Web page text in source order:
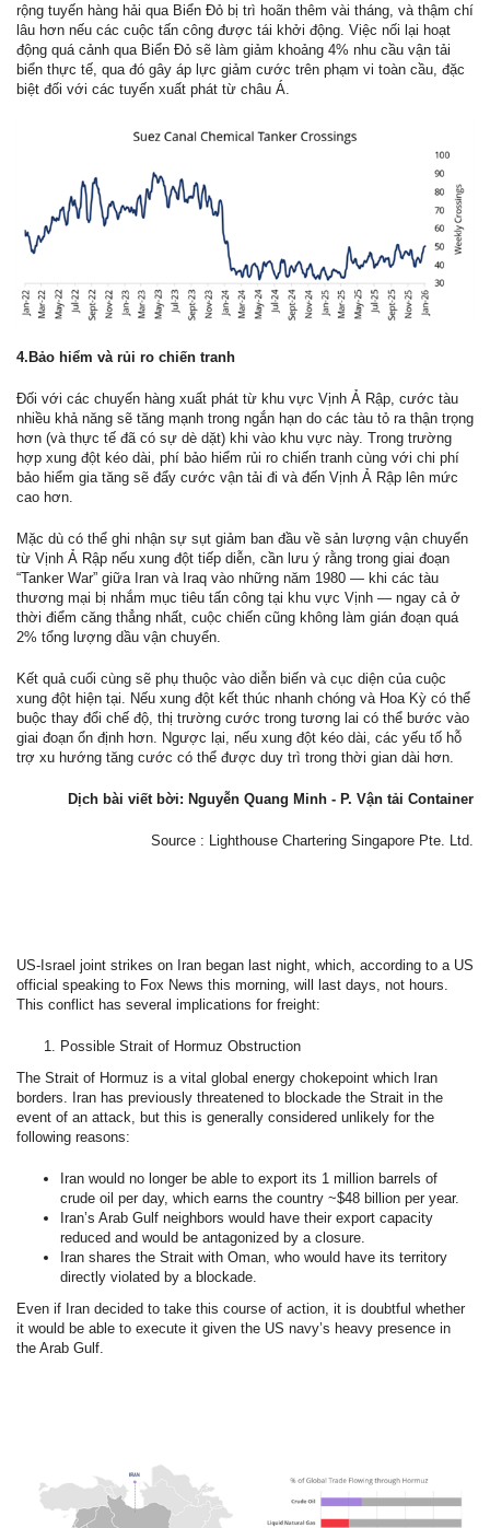
rộng tuyến hàng hải qua Biển Đỏ bị trì hoãn thêm vài tháng, và thậm chí
lâu hơn nếu các cuộc tấn công được tái khởi động. Việc nối lại hoạt
động quá cảnh qua Biển Đỏ sẽ làm giảm khoảng 4% nhu cầu vận tải
biển thực tế, qua đó gây áp lực giảm cước trên phạm vi toàn cầu, đặc
biệt đối với các tuyến xuất phát từ châu Á.
4.Bảo hiểm và rủi ro chiến tranh
Đối với các chuyến hàng xuất phát từ khu vực Vịnh Ả Rập, cước tàu
nhiều khả năng sẽ tăng mạnh trong ngắn hạn do các tàu tỏ ra thận trọng
hơn (và thực tế đã có sự dè dặt) khi vào khu vực này. Trong trường
hợp xung đột kéo dài, phí bảo hiểm rủi ro chiến tranh cùng với chi phí
bảo hiểm gia tăng sẽ đẩy cước vận tải đi và đến Vịnh Ả Rập lên mức
cao hơn.
Mặc dù có thể ghi nhận sự sụt giảm ban đầu về sản lượng vận chuyển
từ Vịnh Ả Rập nếu xung đột tiếp diễn, cần lưu ý rằng trong giai đoạn
“Tanker War” giữa Iran và Iraq vào những năm 1980 — khi các tàu
thương mại bị nhắm mục tiêu tấn công tại khu vực Vịnh — ngay cả ở
thời điểm căng thẳng nhất, cuộc chiến cũng không làm gián đoạn quá
2% tổng lượng dầu vận chuyển.
Kết quả cuối cùng sẽ phụ thuộc vào diễn biến và cục diện của cuộc
xung đột hiện tại. Nếu xung đột kết thúc nhanh chóng và Hoa Kỳ có thể
buộc thay đổi chế độ, thị trường cước trong tương lai có thể bước vào
giai đoạn ổn định hơn. Ngược lại, nếu xung đột kéo dài, các yếu tố hỗ
trợ xu hướng tăng cước có thể được duy trì trong thời gian dài hơn.
Dịch bài viết bời: Nguyễn Quang Minh - P. Vận tải Container
Source : Lighthouse Chartering Singapore Pte. Ltd.
US-Israel joint strikes on Iran began last night, which, according to a US
official speaking to Fox News this morning, will last days, not hours.
This conflict has several implications for freight:
Possible Strait of Hormuz Obstruction
The Strait of Hormuz is a vital global energy chokepoint which Iran
borders. Iran has previously threatened to blockade the Strait in the
event of an attack, but this is generally considered unlikely for the
following reasons:
Iran would no longer be able to export its 1 million barrels of
crude oil per day, which earns the country ~$48 billion per year.
Iran’s Arab Gulf neighbors would have their export capacity
reduced and would be antagonized by a closure.
Iran shares the Strait with Oman, who would have its territory
directly violated by a blockade.
Even if Iran decided to take this course of action, it is doubtful whether
it would be able to execute it given the US navy’s heavy presence in
the Arab Gulf.